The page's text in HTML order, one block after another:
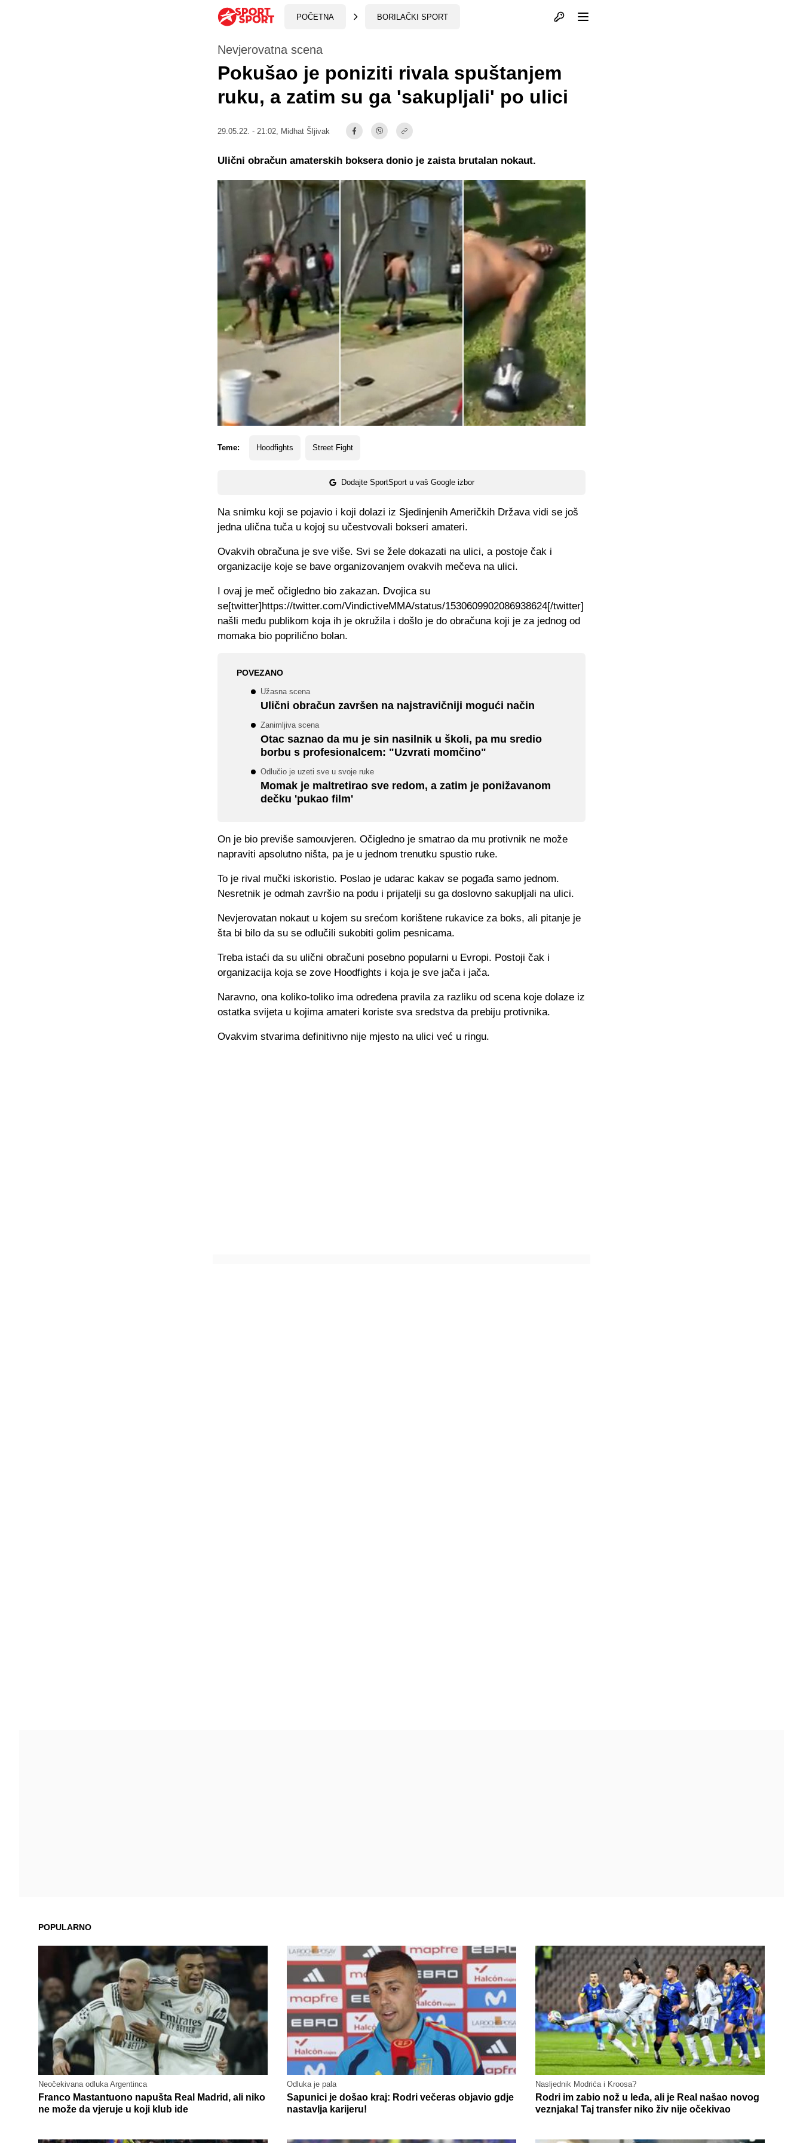
POČETNA BORILAČKI SPORT Otvori profil
Nevjerovatna scena
Pokušao je poniziti rivala spuštanjem
ruku, a zatim su ga 'sakupljali' po ulici
29.05.22. - 21:02, Midhat Šljivak
Teme: Hoodfights Street Fight
Dodajte SportSport u vaš Google izbor
Ulični obračun amaterskih boksera donio je zaista brutalan nokaut.
Na snimku koji se pojavio i koji dolazi iz Sjedinjenih Američkih Država vidi se još
jedna ulična tuča u kojoj su učestvovali bokseri amateri.
Ovakvih obračuna je sve više. Svi se žele dokazati na ulici, a postoje čak i
organizacije koje se bave organizovanjem ovakvih mečeva na ulici.
I ovaj je meč očigledno bio zakazan. Dvojica su
se[twitter]https://twitter.com/VindictiveMMA/status/1530609902086938624[/twitter]
našli među publikom koja ih je okružila i došlo je do obračuna koji je za jednog od
momaka bio poprilično bolan.
POVEZANO
Užasna scena
Ulični obračun završen na najstravičniji mogući način
Zanimljiva scena
Otac saznao da mu je sin nasilnik u školi, pa mu sredio
borbu s profesionalcem: "Uzvrati momčino"
Odlučio je uzeti sve u svoje ruke
Momak je maltretirao sve redom, a zatim je ponižavanom
dečku 'pukao film'
On je bio previše samouvjeren. Očigledno je smatrao da mu protivnik ne može
napraviti apsolutno ništa, pa je u jednom trenutku spustio ruke.
To je rival mučki iskoristio. Poslao je udarac kakav se pogađa samo jednom.
Nesretnik je odmah završio na podu i prijatelji su ga doslovno sakupljali na ulici.
Nevjerovatan nokaut u kojem su srećom korištene rukavice za boks, ali pitanje je
šta bi bilo da su se odlučili sukobiti golim pesnicama.
Treba istaći da su ulični obračuni posebno popularni u Evropi. Postoji čak i
organizacija koja se zove Hoodfights i koja je sve jača i jača.
Naravno, ona koliko-toliko ima određena pravila za razliku od scena koje dolaze iz
ostatka svijeta u kojima amateri koriste sva sredstva da prebiju protivnika.
Ovakvim stvarima definitivno nije mjesto na ulici već u ringu.
POPULARNO
Neočekivana odluka Argentinca
Franco Mastantuono napušta Real Madrid, ali niko
ne može da vjeruje u koji klub ide
Odluka je pala
Sapunici je došao kraj: Rodri večeras objavio gdje
nastavlja karijeru!
Nasljednik Modrića i Kroosa?
Rodri im zabio nož u leđa, ali je Real našao novog
veznjaka! Taj transfer niko živ nije očekivao